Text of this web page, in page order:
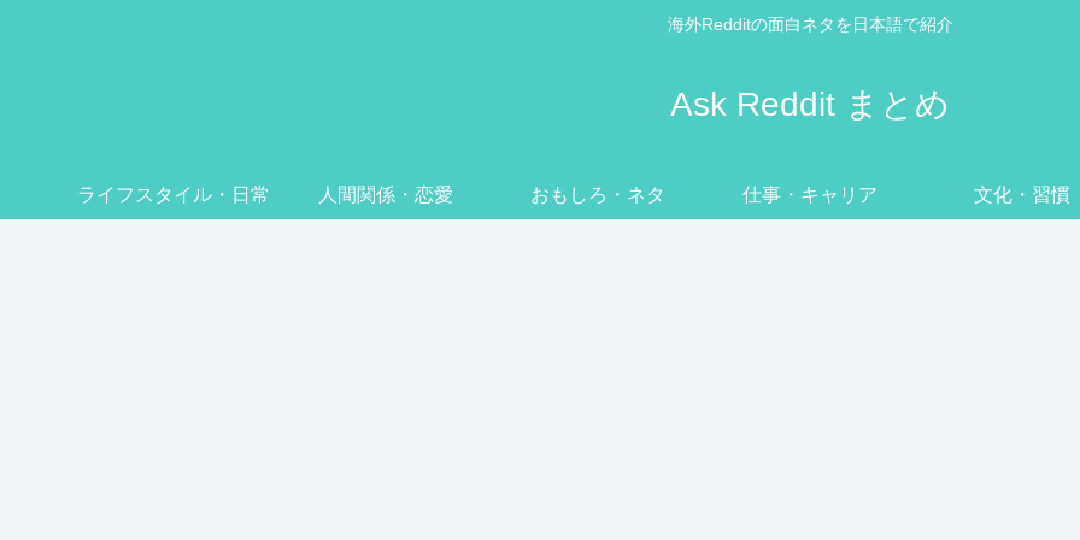
海外Redditの面白ネタを日本語で紹介
Ask Reddit まとめ
ライフスタイル・日常 人間関係・恋愛 おもしろ・ネタ 仕事・キャリア 文化・習慣